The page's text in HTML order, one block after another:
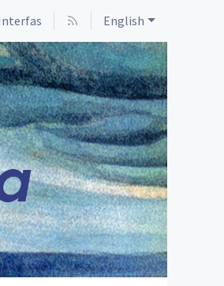
English